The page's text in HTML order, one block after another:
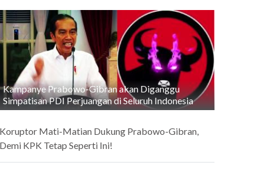
Kampanye Prabowo-Gibran akan Diganggu
Simpatisan PDI Perjuangan di Seluruh Indonesia
Mati-Matian Dukung Prabowo-Gibran,
KPK Tetap Seperti Ini!